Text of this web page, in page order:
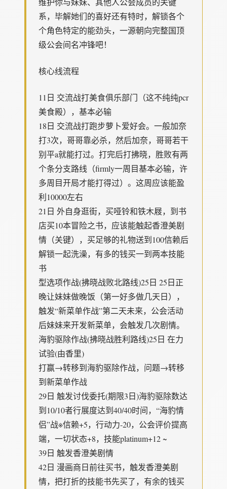
系，毕解她们的喜好还有特时，解锁各个
个角色特定的能劲头，一源朝向完整国顶
级公会间名冲锋吧！
核心线流程
11日 交流战打美食俱乐部门（这不纯纯pcr
美食殿），基本必输
18日 交流战打跑步萝卜爱好会。一般加奈
打3次，哥哥靠必杀，然后加奈，哥哥若干
别平a就能打过。打完后打拂晓，胜败有两
个条分支路线（firmly一周目基本必输，许
多周目开局才能打得过）。这周应该能盈
利10000左右
21日 外自身逛街，买哑铃和铁木屐，到书
店买10本冒险之书，应该能触起香澄美剧
情（关键），买足够的礼物送到100信赖后
解锁一起洗澡，有多的钱买一到两本技能
书
型选项作战(拂晓战败北路线)25日 25日正
晚让妹妹做晚饭（第一好多做几天日），
触发“新菜单作战”第二天未来，公会活动
后妹妹来开发新菜单，会触发几次剧情。
海豹驱除作战(拂晓战胜利路线)25日 在力
试验(由香里)
打赢→转移到海豹驱除作战，问题→转移
到新菜单作战
29日 触发讨伐委托(期限3日)海豹驱除数达
到10/10者行展度达到40/40时间，“海豹情
侣”战※信赖+5，行动力-20，公会评价提高
端，一切状态+8，技能platinum+12 ~
39日 触发香澄美剧情
42日 漫画商日前往买书，触发香澄美剧
情，把打折的技能书先买了，有余的钱买